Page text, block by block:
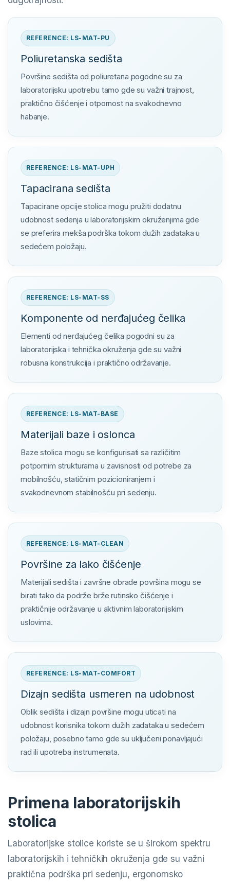
REFERENCE: LS-MAT-PU
Poliuretanska sedišta
Površine sedišta od poliuretana pogodne su za
laboratorijsku upotrebu tamo gde su važni trajnost,
praktično čišćenje i otpornost na svakodnevno
habanje.
REFERENCE: LS-MAT-UPH
Tapacirana sedišta
Tapacirane opcije stolica mogu pružiti dodatnu
udobnost sedenja u laboratorijskim okruženjima gde
se preferira mekša podrška tokom dužih zadataka u
sedećem položaju.
REFERENCE: LS-MAT-SS
Komponente od nerđajućeg čelika
Elementi od nerđajućeg čelika pogodni su za
laboratorijska i tehnička okruženja gde su važni
robusna konstrukcija i praktično održavanje.
REFERENCE: LS-MAT-BASE
Materijali baze i oslonca
Baze stolica mogu se konfigurisati sa različitim
potpornim strukturama u zavisnosti od potrebe za
mobilnošću, statičnim pozicioniranjem i
svakodnevnom stabilnošću pri sedenju.
REFERENCE: LS-MAT-CLEAN
Površine za lako čišćenje
Materijali sedišta i završne obrade površina mogu se
birati tako da podrže brže rutinsko čišćenje i
praktičnije održavanje u aktivnim laboratorijskim
uslovima.
REFERENCE: LS-MAT-COMFORT
Dizajn sedišta usmeren na udobnost
Oblik sedišta i dizajn površine mogu uticati na
udobnost korisnika tokom dužih zadataka u sedećem
položaju, posebno tamo gde su uključeni ponavljajući
rad ili upotreba instrumenata.
Primena laboratorijskih
stolica
Laboratorijske stolice koriste se u širokom spektru
laboratorijskih i tehničkih okruženja gde su važni
praktična podrška pri sedenju, ergonomsko